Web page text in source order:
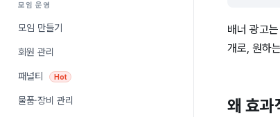
모임 운영
모임 만들기
회원 관리
패널티 Hot
물품·장비 관리
배너 광고
개로, 원하
왜 효과